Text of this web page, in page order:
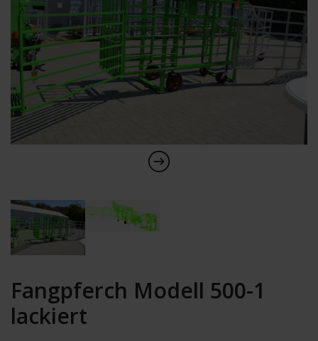
Fangpferch Modell 500-1
lackiert